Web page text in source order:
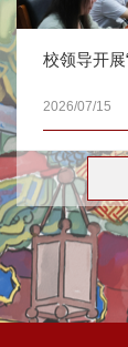
校领导开
2026/07/15